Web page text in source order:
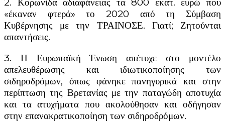
«έκαναν φτερά» το 2020 από τη Σύμβαση
Κυβέρνησης με την ΤΡΑΙΝΟΣΕ. Γιατί; Ζητούνται
απαντήσεις.
3. Η Ευρωπαϊκή Ένωση απέτυχε στο μοντέλο
απελευθέρωσης και ιδιωτικοποίησης των
σιδηροδρόμων, όπως φάνηκε πανηγυρικά και στην
περίπτωση της Βρετανίας με την παταγώδη αποτυχία
και τα ατυχήματα που ακολούθησαν και οδήγησαν
στην επανακρατικοποίηση των σιδηροδρόμων.